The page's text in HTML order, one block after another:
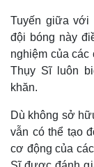
Tuyến giữa với
đội bóng này
nghiệm của
Thụy Sĩ luôn
khăn.
Dù không sở
vẫn có thể tạo
cơ động của